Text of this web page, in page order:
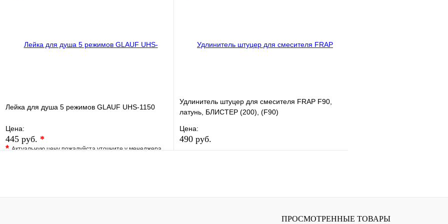
Лейка для душа 5 режимов GLAUF UHS-1150
Цена:
445 руб. *
*Актуальную цену пожалуйста уточните у менеджера
Удлинитель штуцер для смесителя FRAP F90,
латунь, БЛИСТЕР (200), (F90)
Цена:
490 руб.
ПРОСМОТРЕННЫЕ ТОВАРЫ